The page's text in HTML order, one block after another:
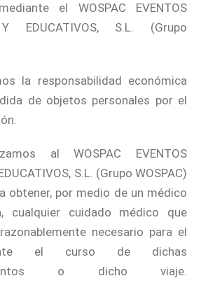
el WOSPAC EVENTOS
Y EDUCATIVOS, S.L. (Grupo
la responsabilidad económica
de objetos personales por el
al WOSPAC EVENTOS
S.L. (Grupo WOSPAC)
obtener, por medio de un médico
cualquier cuidado médico que
necesario para el
el curso de dichas
eventos o dicho viaje.